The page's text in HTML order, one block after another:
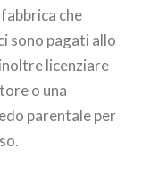
che
sono pagati allo
licenziare
o una
parentale per